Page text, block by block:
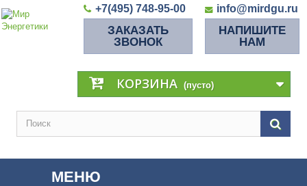
+7(495) 748-95-00 info@mirdgu.ru
ЗАКАЗАТЬ
ЗВОНОК
НАПИШИТЕ
НАМ
КОРЗИНА (пусто)
МЕНЮ